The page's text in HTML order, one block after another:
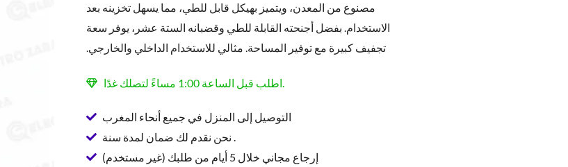
مصنوع من المعدن، ويتميز بهيكل قابل للطي، مما يسهل تخزينه بعد
الاستخدام. بفضل أجنحته القابلة للطي وقضبانه الستة عشر، يوفر سعة
تجفيف كبيرة مع توفير المساحة. مثالي للاستخدام الداخلي والخارجي.
اطلب قبل الساعة 1:00 مساءً لتصلك غدًا.
التوصيل إلى المنزل في جميع أنحاء المغرب
نحن نقدم لك ضمان لمدة سنة .
إرجاع مجاني خلال 5 أيام من طلبك (غير مستخدم)